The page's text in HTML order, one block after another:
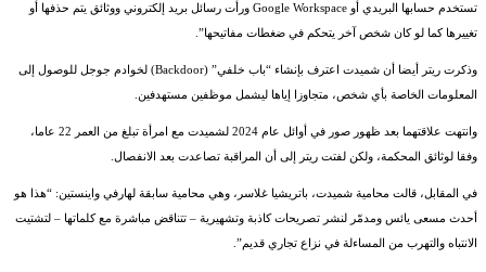
تستخدم حسابها البريدي أو Google Workspace ورأت رسائل بريد إلكتروني ووثائق يتم حذفها أو
تغييرها كما لو كان شخص آخر يتحكم في ضغطات مفاتيحها”.
وذكرت ريتر أيضا أن شميدت اعترف بإنشاء “باب خلفي” (Backdoor) لخوادم جوجل للوصول إلى
المعلومات الخاصة بأي شخص، متجاوزا إياها ليشمل موظفين مستهدفين.
وانتهت علاقتهما بعد ظهور صور في أوائل عام 2024 لشميدت مع امرأة تبلغ من العمر 22 عاما،
وفقا لوثائق المحكمة، ولكن لفتت ريتر إلى أن المراقبة تصاعدت بعد الانفصال.
في المقابل، قالت محامية شميدت، باتريشيا غلاسر، وهي محامية سابقة لهارفي واينستين: “هذا هو
أحدث مسعى يائس ومدمّر لنشر تصريحات كاذبة وتشهيرية – تتناقض مباشرة مع كلماتها – لتشتيت
الانتباه والتهرب من المساءلة في نزاع تجاري قديم”.